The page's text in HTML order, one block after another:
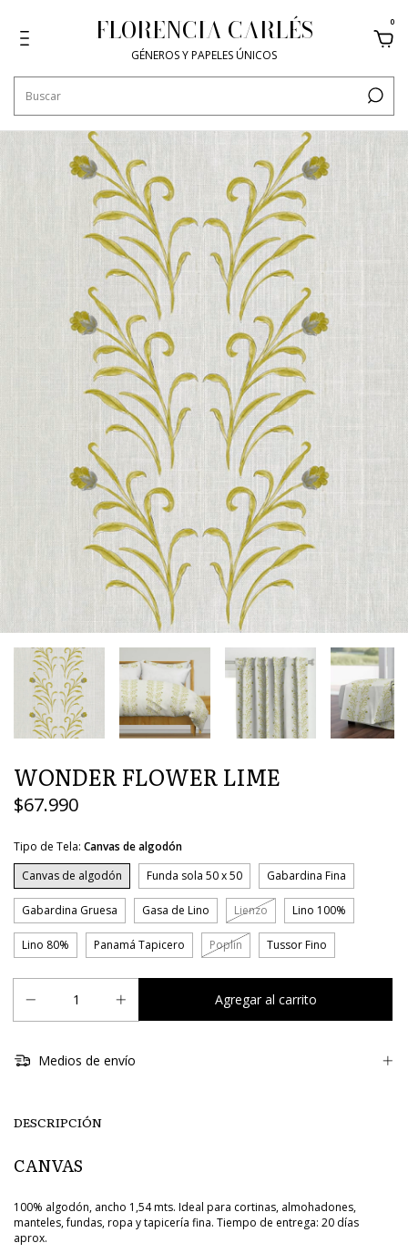
FLORENCIA CARLÉS
GÉNEROS Y PAPELES ÚNICOS
0
WONDER FLOWER LIME
$67.990
Tipo de Tela: Canvas de algodón
Canvas de algodón
Funda sola 50 x 50 Gabardina Fina
Gabardina Gruesa Gasa de Lino Lienzo Lino 100%
Lino 80% Panamá Tapicero Poplin Tussor Fino
Medios de envío
DESCRIPCIÓN
CANVAS
100% algodón, ancho 1,54 mts. Ideal para cortinas, almohadones,
manteles, fundas, ropa y tapicería fina. Tiempo de entrega: 20 días
aprox.